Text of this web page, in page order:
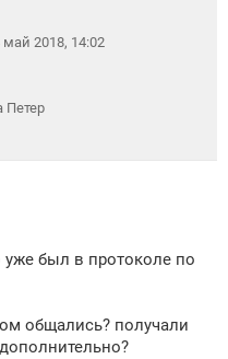
май 2018, 14:02
Петер
уже был в протоколе по
общались? получали